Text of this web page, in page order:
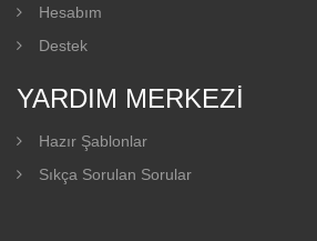
Hesabım
Destek
YARDIM MERKEZI
Hazır Şablonlar
Sıkça Sorulan Sorular